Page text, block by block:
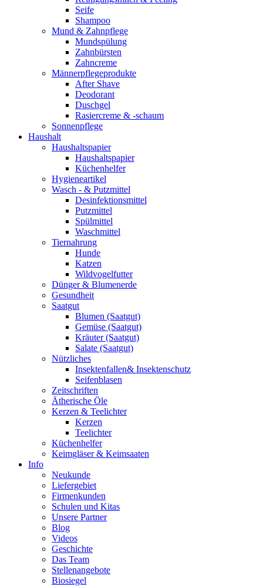
Seife
Shampoo
Mund & Zahnpflege
Mundspülung
Zahnbürsten
Zahncreme
Männerpflegeprodukte
After Shave
Deodorant
Duschgel
Rasiercreme & -schaum
Sonnenpflege
Haushalt
Haushaltspapier
Haushaltspapier
Küchenhelfer
Hygieneartikel
Wasch - & Putzmittel
Desinfektionsmittel
Putzmittel
Spülmittel
Waschmittel
Tiernahrung
Hunde
Katzen
Wildvogelfutter
Dünger & Blumenerde
Gesundheit
Saatgut
Blumen (Saatgut)
Gemüse (Saatgut)
Kräuter (Saatgut)
Salate (Saatgut)
Nützliches
Insektenfallen& Insektenschutz
Seifenblasen
Zeitschriften
Ätherische Öle
Kerzen & Teelichter
Kerzen
Teelichter
Küchenhelfer
Keimgläser & Keimsaaten
Info
Neukunde
Liefergebiet
Firmenkunden
Schulen und Kitas
Unsere Partner
Blog
Videos
Geschichte
Das Team
Stellenangebote
Biosiegel